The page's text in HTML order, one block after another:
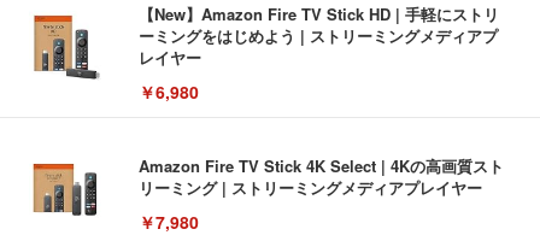
【New】Amazon Fire TV Stick HD | 手軽にストリ
ーミングをはじめよう | ストリーミングメディアプ
レイヤー
￥6,980
Amazon Fire TV Stick 4K Select | 4Kの高画質スト
リーミング | ストリーミングメディアプレイヤー
￥7,980